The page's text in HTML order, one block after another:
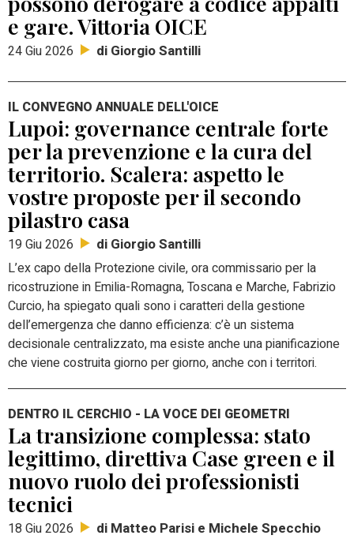
e gare. Vittoria OICE
24 Giu 2026 di Giorgio Santilli
IL CONVEGNO ANNUALE DELL'OICE
Lupoi: governance centrale forte
per la prevenzione e la cura del
territorio. Scalera: aspetto le
vostre proposte per il secondo
pilastro casa
19 Giu 2026 di Giorgio Santilli
L’ex capo della Protezione civile, ora commissario per la
ricostruzione in Emilia-Romagna, Toscana e Marche, Fabrizio
Curcio, ha spiegato quali sono i caratteri della gestione
dell’emergenza che danno efficienza: c’è un sistema
decisionale centralizzato, ma esiste anche una pianificazione
che viene costruita giorno per giorno, anche con i territori.
DENTRO IL CERCHIO - LA VOCE DEI GEOMETRI
La transizione complessa: stato
legittimo, direttiva Case green e il
nuovo ruolo dei professionisti
tecnici
18 Giu 2026 di Matteo Parisi e Michele Specchio